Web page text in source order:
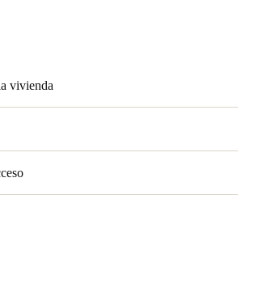
selección como predeterminada
vivienda